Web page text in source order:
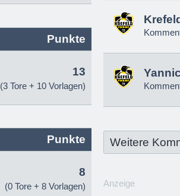
Punkte
13
(3 Tore + 10 Vorlagen)
Punkte
8
(0 Tore + 8 Vorlagen)
Weitere
Anzeige